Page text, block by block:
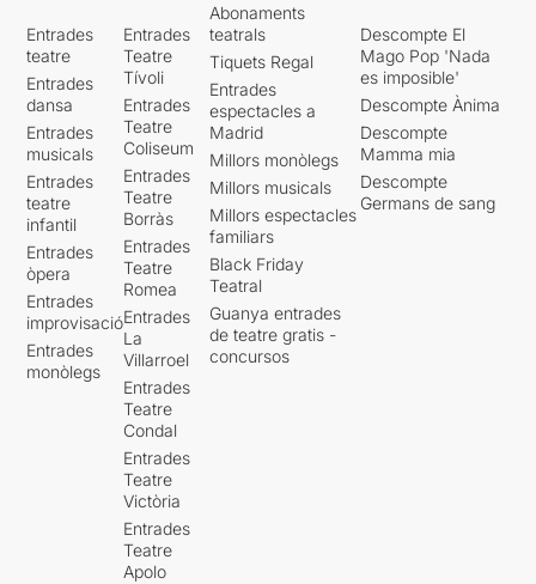
Entrades
teatre
Entrades
dansa
Entrades
musicals
Entrades
teatre
infantil
Entrades
òpera
Entrades
improvisació
Entrades
monòlegs
Entrades
Teatre
Tívoli
Entrades
Teatre
Coliseum
Entrades
Teatre
Borràs
Entrades
Teatre
Romea
Entrades
La
Villarroel
Entrades
Teatre
Condal
Entrades
Teatre
Victòria
Entrades
Teatre
Apolo
Abonaments
teatrals
Tiquets Regal
Entrades
espectacles a
Madrid
Millors monòlegs
Millors musicals
Millors espectacles
familiars
Black Friday
Teatral
Guanya entrades
de teatre gratis -
concursos
Descompte El
Mago Pop 'Nada
es imposible'
Descompte Ànima
Descompte
Mamma mia
Descompte
Germans de sang